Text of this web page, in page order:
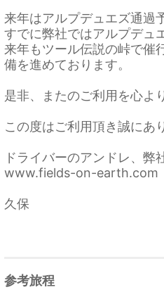
来年はアルプデュエズ通過
すでに弊社ではアルプデュ
来年もツール伝説の峠で催
備を進めております。
是非、またのご利用を心よ
この度はご利用頂き誠にあ
ドライバーのアンドレ、弊
www.fields-on-earth.com
久保
参考旅程